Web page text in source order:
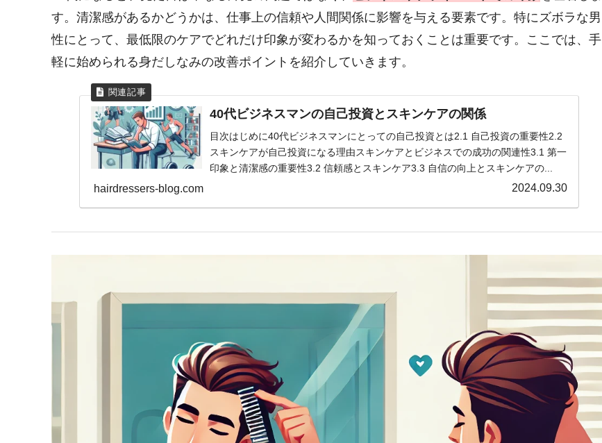
す。清潔感があるかどうかは、仕事上の信頼や人間関係に影響を与える要素です。特にズボラな男
性にとって、最低限のケアでどれだけ印象が変わるかを知っておくことは重要です。ここでは、手
軽に始められる身だしなみの改善ポイントを紹介していきます。
40代ビジネスマンの自己投資とスキンケアの関係
目次はじめに40代ビジネスマンにとっての自己投資とは2.1 自己投資の重要性2.2
スキンケアが自己投資になる理由スキンケアとビジネスでの成功の関連性3.1 第一
印象と清潔感の重要性3.2 信頼感とスキンケア3.3 自信の向上とスキンケアの...
hairdressers-blog.com 2024.09.30